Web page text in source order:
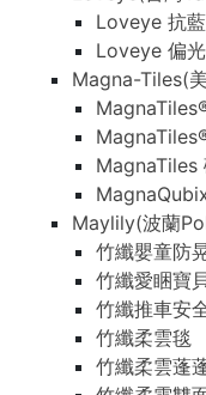
Loveye 抗
Loveye 偏
Magna-Tiles(
MagnaTiles
Maylily(波蘭
竹纖嬰童防
竹纖愛睏寶
竹纖推車安
竹纖柔雲毯
竹纖柔雲蓬